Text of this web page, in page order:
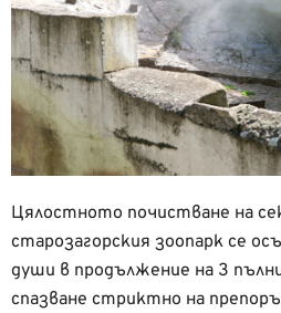
Цялостното почистване на
старозагорския зоопарк се
души в продължение на 3
спазване стриктно на